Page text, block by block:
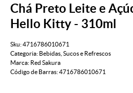
Chá Preto Leite e
Hello Kitty - 310ml
Sku:4716786010671
Categoria: Bebidas Sucos e Refrescos
Marca: Red Sakura
Código de Barras:4716786010671